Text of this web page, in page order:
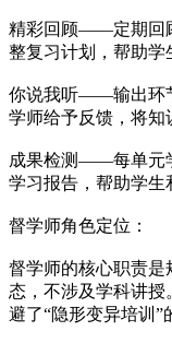
精彩回顾——定期回
整复习计划，帮助学
你说我听——输出环
学师给予反馈，将知
成果检测——每单元
学习报告，帮助学生
督学师角色定位：
督学师的核心职责是
态，不涉及学科讲授
避了“隐形变异培训”